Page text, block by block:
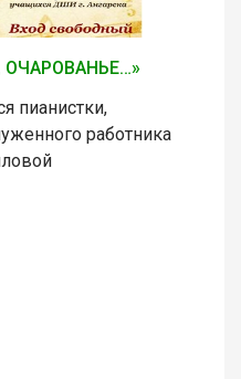
пианистки,
работника